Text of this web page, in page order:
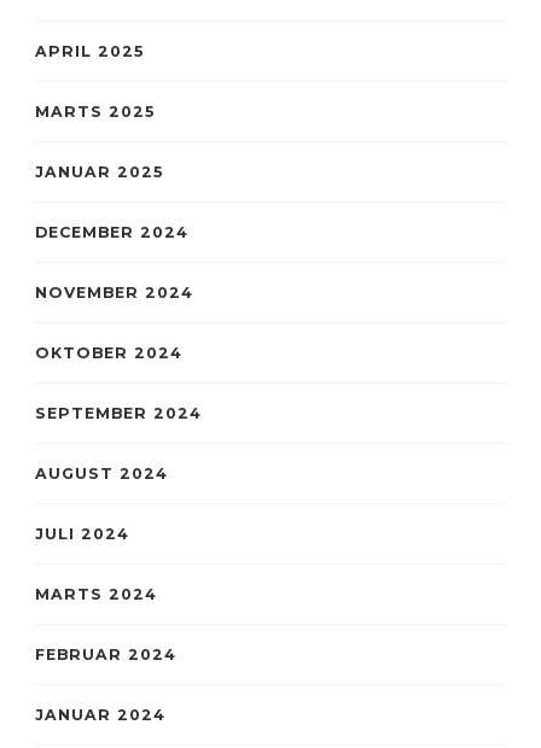
APRIL 2025
MARTS 2025
JANUAR 2025
DECEMBER 2024
NOVEMBER 2024
OKTOBER 2024
SEPTEMBER 2024
AUGUST 2024
JULI 2024
MARTS 2024
FEBRUAR 2024
JANUAR 2024